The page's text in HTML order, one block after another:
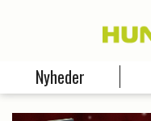
Nyheder